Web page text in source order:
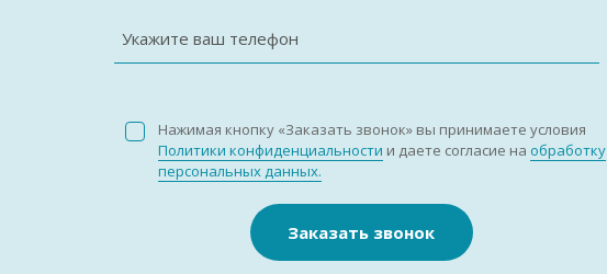
Укажите ваш телефон
Нажимая кнопку «Заказать звонок» вы принимаете условия
Политики конфиденциальности и даете согласие на обработку
персональных данных.
Заказать звонок